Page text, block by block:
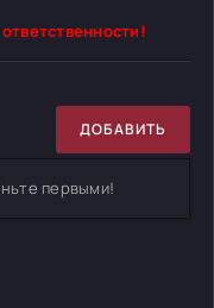
ДОБАВИТЬ
первыми!